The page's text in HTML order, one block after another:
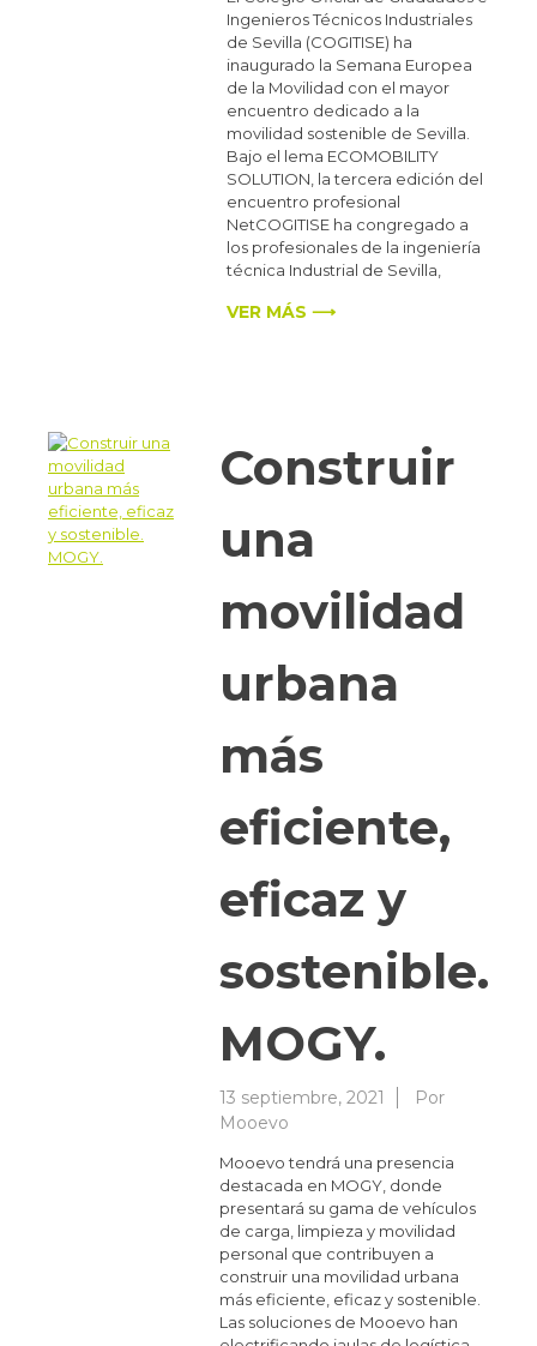
Ingenieros Técnicos Industriales
de Sevilla (COGITISE) ha
inaugurado la Semana Europea
de la Movilidad con el mayor
encuentro dedicado a la
movilidad sostenible de Sevilla.
Bajo el lema ECOMOBILITY
SOLUTION, la tercera edición del
encuentro profesional
NetCOGITISE ha congregado a
los profesionales de la ingeniería
técnica Industrial de Sevilla,
VER MÁS ⟶
Construir
una
movilidad
urbana
más
eficiente,
eficaz y
sostenible.
MOGY.
13 septiembre, 2021
Por
Mooevo
Mooevo tendrá una presencia
destacada en MOGY, donde
presentará su gama de vehículos
de carga, limpieza y movilidad
personal que contribuyen a
construir una movilidad urbana
más eficiente, eficaz y sostenible.
Las soluciones de Mooevo han